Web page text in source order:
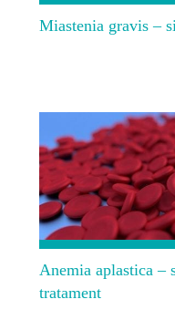
Miastenia gravis –
Anemia aplastica –
tratament